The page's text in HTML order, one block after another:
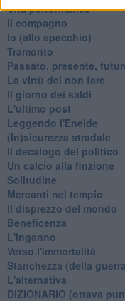
Una performance
Il compagno
​Io (allo specchio)
Tramonto
Passato, presente,
La virtù del non fare
Il giorno dei saldi
L'ultimo post
Leggendo l'Eneide
​(In)sicurezza stradale
Il decalogo del politico
Un calcio alla finzione
Solitudine
Mercanti nel tempio
Il disprezzo del mondo
Beneficenza
L'inganno
Verso l'immortalità
Stanchezza (della
L'alternativa
​DIZIONARIO (ottava